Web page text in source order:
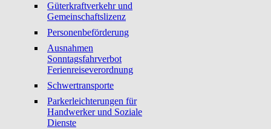
Güterkraftverkehr und
Gemeinschaftslizenz
Personenbeförderung
Ausnahmen
Sonntagsfahrverbot
Ferienreiseverordnung
Schwertransporte
Parkerleichterungen für
Handwerker und Soziale
Dienste